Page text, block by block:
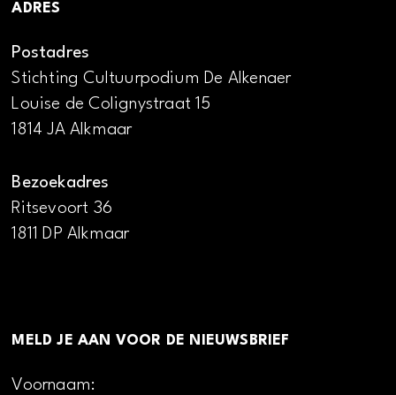
ADRES
Postadres
Stichting Cultuurpodium De Alkenaer
Louise de Colignystraat 15
1814 JA Alkmaar
Bezoekadres
Ritsevoort 36
1811 DP Alkmaar
MELD JE AAN VOOR DE NIEUWSBRIEF
Voornaam: